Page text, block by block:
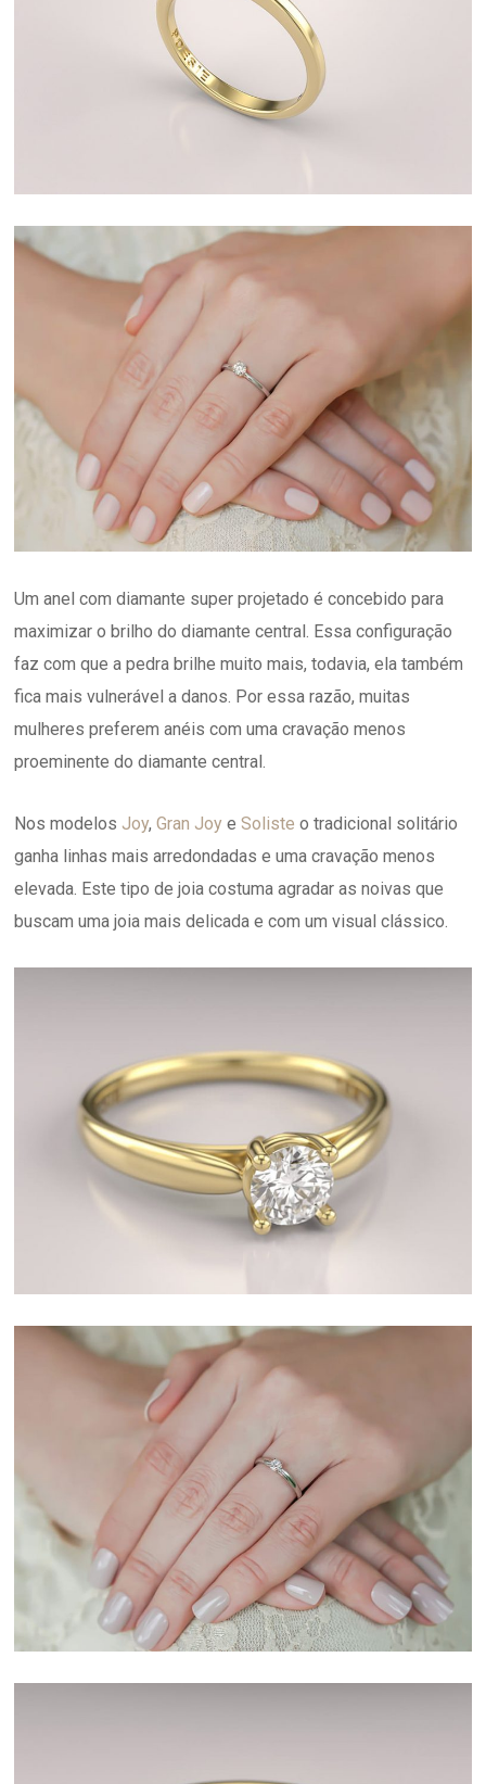
Um anel com diamante super projetado é concebido para
maximizar o brilho do diamante central. Essa configuração
faz com que a pedra brilhe muito mais, todavia, ela também
fica mais vulnerável a danos. Por essa razão, muitas
mulheres preferem anéis com uma cravação menos
proeminente do diamante central.
Nos modelos Joy,Gran Joy eSoliste o tradicional solitário
ganha linhas mais arredondadas e uma cravação menos
elevada. Este tipo de joia costuma agradar as noivas que
buscam uma joia mais delicada e com um visual clássico.